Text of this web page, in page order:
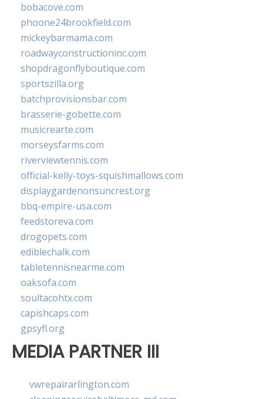
bobacove.com
phoone24brookfield.com
mickeybarmama.com
roadwayconstructioninc.com
shopdragonflyboutique.com
sportszilla.org
batchprovisionsbar.com
brasserie-gobette.com
musicrearte.com
morseysfarms.com
riverviewtennis.com
official-kelly-toys-squishmallows.com
displaygardenonsuncrest.org
bbq-empire-usa.com
feedstoreva.com
drogopets.com
ediblechalk.com
tabletennisnearme.com
oaksofa.com
soultacohtx.com
capishcaps.com
gpsyfl.org
MEDIA PARTNER III
vwrepairarlington.com